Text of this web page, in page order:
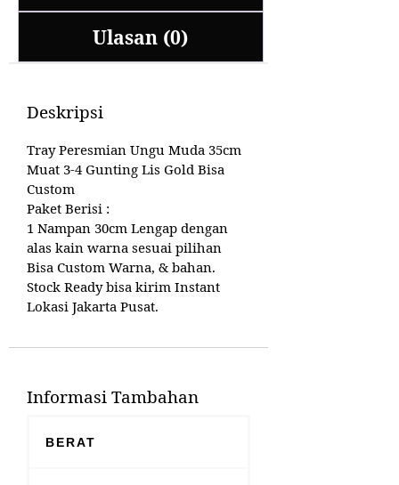
Ulasan (0)
Deskripsi
Tray Peresmian Ungu Muda 35cm
Muat 3-4 Gunting Lis Gold Bisa
Custom
Paket Berisi :
1 Nampan 30cm Lengap dengan
alas kain warna sesuai pilihan
Bisa Custom Warna, & bahan.
Stock Ready bisa kirim Instant
Lokasi Jakarta Pusat.
Informasi Tambahan
BERAT